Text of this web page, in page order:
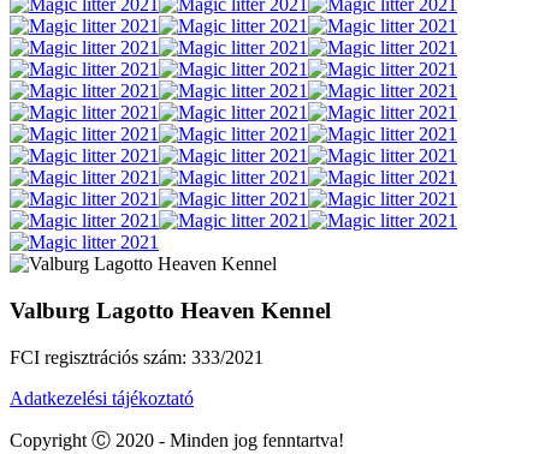
Valburg Lagotto Heaven Kennel
FCI regisztrációs szám: 333/2021
Adatkezelési tájékoztató
Copyright Ⓒ 2020 - Minden jog fenntartva!